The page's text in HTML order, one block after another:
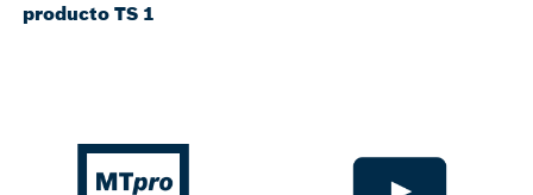
producto TS 1